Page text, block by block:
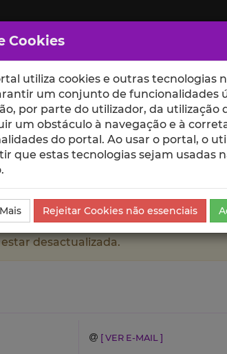
ESCOLAS
e Citações
desactualizada.
[ VER E-MAIL ]
Cookies
utiliza cookies e outras tecnologias
um conjunto de funcionalidades
por parte do utilizador, da utilização
um obstáculo à navegação e à
do portal. Ao usar o portal, o
que estas tecnologias sejam usadas
Rejeitar Cookies não essenciais